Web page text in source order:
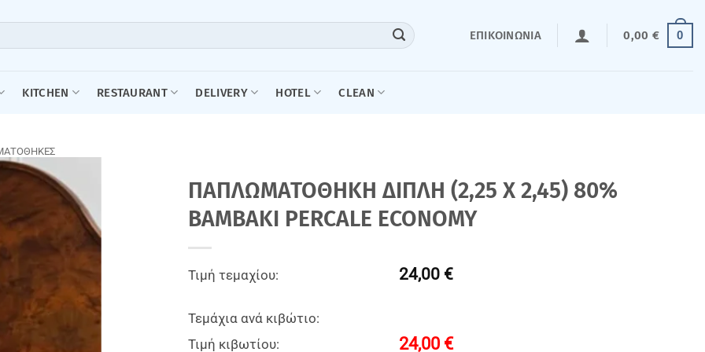
ΕΠΙΚΟΙΝΩΝΊΑ 0,00 € 0
KITCHEN RESTAURANT DELIVERY HOTEL CLEAN
ΠΑΠΛΩΜΑΤΟΘΗΚΗ ΔΙΠΛΗ (2,25 Χ 2,45) 80%
BAMBAKI PERCALE ECONOMY
Τιμή τεμαχίου: 24,00 €
Τεμάχια ανά κιβώτιο:
Τιμή κιβωτίου:
24,00 €